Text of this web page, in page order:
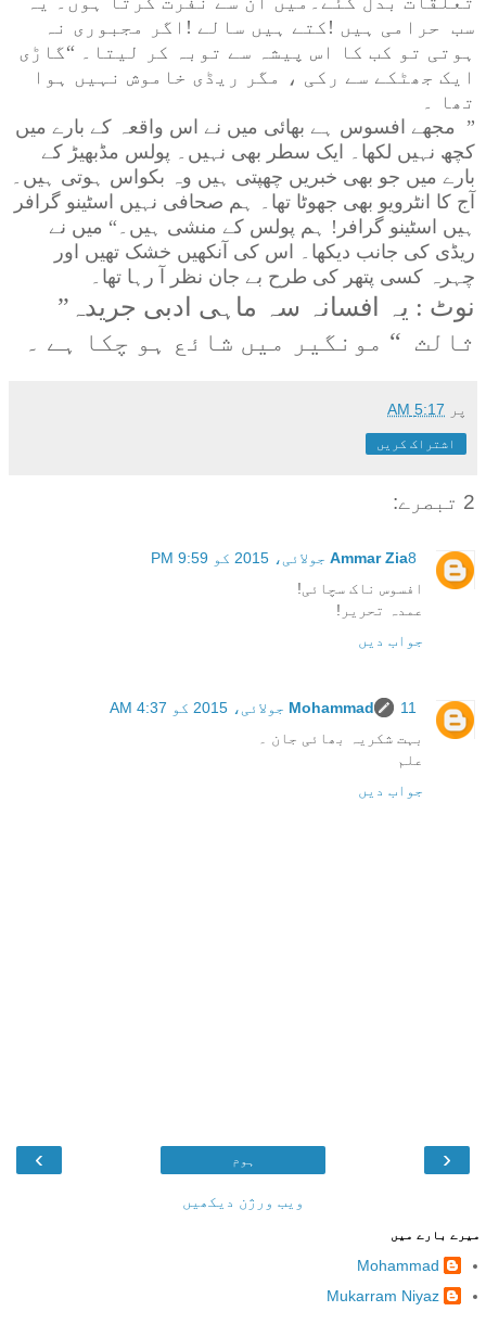
سب حرامی ہیں !کتے ہیں سالے !اگر مجبوری نہ
ہوتی تو کب کا اس پیشہ سے توبہ کر لیتا۔ “گاڑی
ایک جھٹکے سے رکی ، مگر ریڈی خاموش نہیں ہوا
تھا ۔
” مجھے افسوس ہے بھائی میں نے اس واقعہ کے بارے میں
کچھ نہیں لکھا۔ ایک سطر بھی نہیں۔ پولس مڈبھیڑ کے
بارے میں جو بھی خبریں چھپتی ہیں وہ بکواس ہوتی ہیں۔
آج کا انٹرویو بھی جھوٹا تھا۔ ہم صحافی نہیں اسٹینو گرافر
ہیں اسٹینو گرافر! ہم پولس کے منشی ہیں۔“ میں نے
ریڈی کی جانب دیکھا۔ اس کی آنکھیں خشک تھیں اور
چہرہ کسی پتھر کی طرح بے جان نظر آ رہا تھا۔
نوٹ : یہ افسانہ سہ ماہی ادبی جریدہ ”
ثالث “ مونگیر میں شائع ہو چکا ہے ۔
پر 5:17 AM
اشتراک کریں
2 تبصرے:
Ammar Zia8 جولائی، 2015 کو 9:59 PM
افسوس ناک سچائی!
عمدہ تحریر!
جواب دیں
Mohammad
11 جولائی، 2015 کو 4:37 AM
بہت شکریہ بھائی جان ۔
علم
جواب دیں
‹
› ہوم
ویب ورژن دیکھیں
میرے بارے میں
Mohammad
Mukarram Niyaz